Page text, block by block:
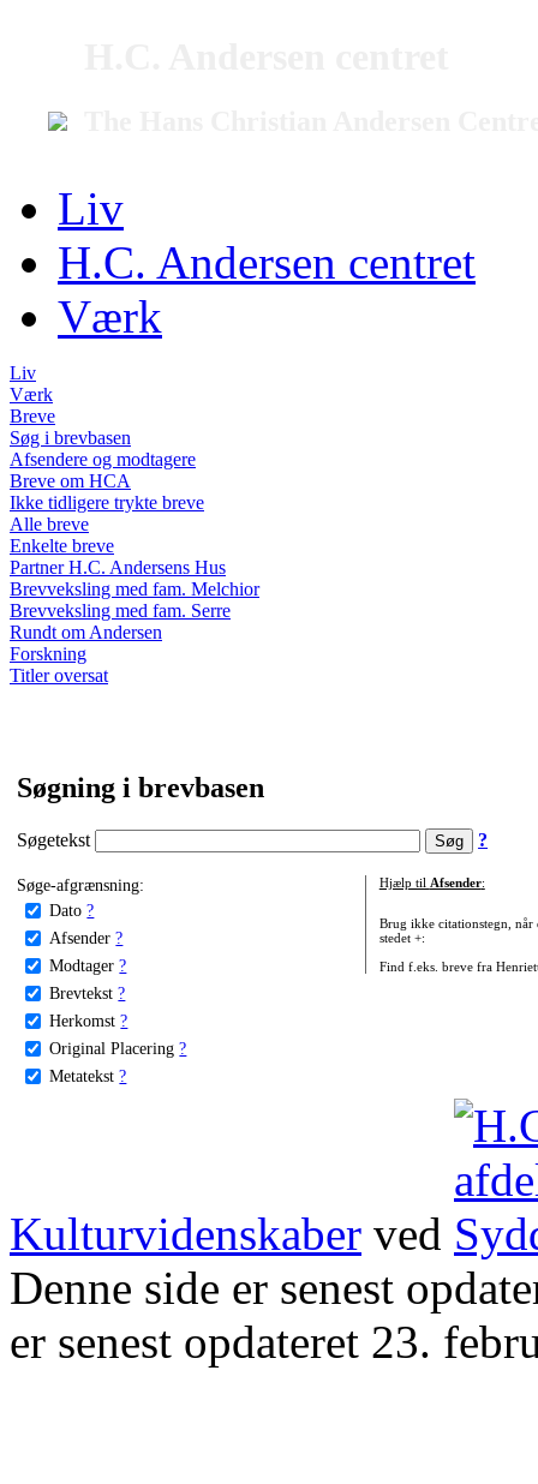
Liv
H.C. Andersen centret
Værk
Liv
Værk
Breve
Søg i brevbasen
Afsendere og modtagere
Breve om HCA
Ikke tidligere trykte breve
Alle breve
Enkelte breve
Partner H.C. Andersens Hus
Brevveksling med fam. Melchior
Brevveksling med fam. Serre
Rundt om Andersen
Forskning
Titler oversat
Søgning i brevbasen
Søgetekst ?
Søge-afgrænsning:
Dato ?
Afsender ?
Modtager ?
Brevtekst ?
Herkomst ?
Original Placering ?
Metatekst ?
Hjælp til Afsender:
Brug ikke citationstegn, når
stedet +:
Find f.eks. breve fra
Kulturvidenskaber ved
Denne side er senest
er senest opdateret 23.